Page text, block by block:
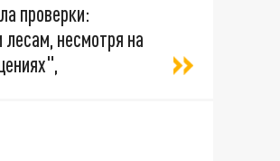
проверки:
несмотря на